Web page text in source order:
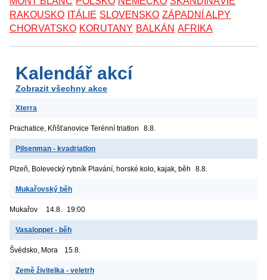
RAKOUSKO ITÁLIE SLOVENSKO ZÁPADNÍ ALPY
CHORVATSKO KORUTANY BALKÁN AFRIKA
Kalendář akcí
Zobrazit všechny akce
Xterra
Prachatice, Křišťanovice Terénní triatlon 8.8.
Pilsenman - kvadriatlon
Plzeň, Bolevecký rybník Plavání, horské kolo, kajak, běh 8.8.
Mukařovský běh
Mukařov 14.8. 19:00
Vasaloppet - běh
Švédsko, Mora 15.8.
Země živitelka - veletrh